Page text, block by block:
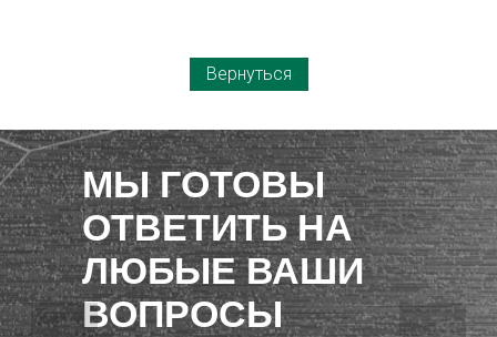
Вернуться
МЫ ГОТОВЫ
ОТВЕТИТЬ НА
ЛЮБЫЕ ВАШИ
ВОПРОСЫ